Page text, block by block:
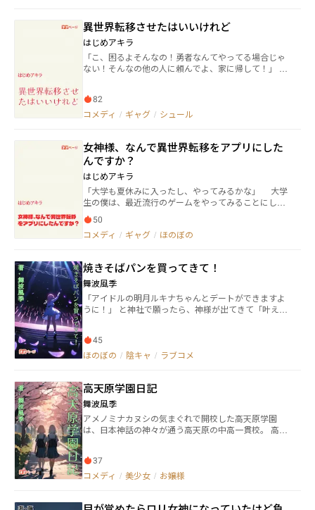
異世界転移させたはいいけれど
はじめアキラ
「こ、困るよそんなの！勇者なんてやってる場合じゃ
ない！そんなの他の人に頼んでよ、家に帰して！」
く焦っていた様子で……。
82
コメディ / ギャグ / シュール
女神様、なんで異世界転移をアプリにした
んですか？
はじめアキラ
「大学も夏休みに入ったし、やってみるかな」 大学
生の僕は、最近流行のゲームをやってみることにし
た。その名も『異世界転移ゲーム』。 よくあるアプ
リだと思っていたそれが、まさか本当の異世界転移を
引き起こすなど夢にも思わなかった。 それゆえに僕
50
コメディ / ギャグ / ほのぼの
焼きそばパンを買ってきて！
舞波風季
「アイドルの明月ルキナちゃんとデートができますよ
うに！」 と神社で願ったら、神様が出てきて「叶えて
のだった。 ※カクヨム、小説家になろうでも公開して
います
45
ほのぼの / 陰キャ / ラブコメ
高天原学園日記
舞波風季
アメノミナカヌシの気まぐれで開校した高天原学園
は、日本神話の神々が通う高天原の中高一貫校。 高等
を自らの責務と任じている。 一方学園で番を張ってる
暴れん坊のスサノヲはコノハナサクヤが気になって仕
37
コメディ / 美少女 / お嬢様